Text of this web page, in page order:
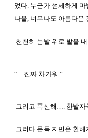
었다. 누군가 섬세하게
나올, 너무나도 아름다운
천천히 눈밭 위로 발을
“…진짜 차가워.”
그리고 폭신해…. 한발자
그러다 문득 지민은 환